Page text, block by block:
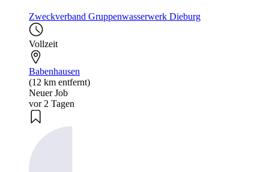
Zweckverband Gruppenwasserwerk Dieburg
Vollzeit
Babenhausen
(12 km entfernt)
Neuer Job
vor 2 Tagen